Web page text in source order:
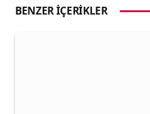
BENZER İÇERIKLER